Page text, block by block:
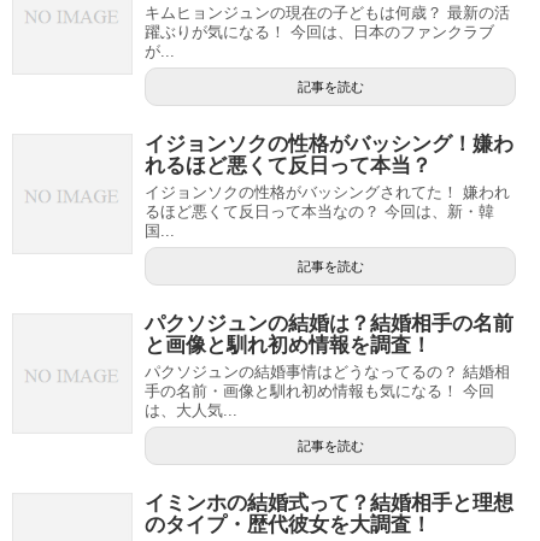
キムヒョンジュンの現在の子どもは何歳？ 最新の活
躍ぶりが気になる！ 今回は、日本のファンクラブ
が...
記事を読む
イジョンソクの性格がバッシング！嫌わ
れるほど悪くて反日って本当？
イジョンソクの性格がバッシングされてた！ 嫌われ
るほど悪くて反日って本当なの？ 今回は、新・韓
国...
記事を読む
パクソジュンの結婚は？結婚相手の名前
と画像と馴れ初め情報を調査！
パクソジュンの結婚事情はどうなってるの？ 結婚相
手の名前・画像と馴れ初め情報も気になる！ 今回
は、大人気...
記事を読む
イミンホの結婚式って？結婚相手と理想
のタイプ・歴代彼女を大調査！